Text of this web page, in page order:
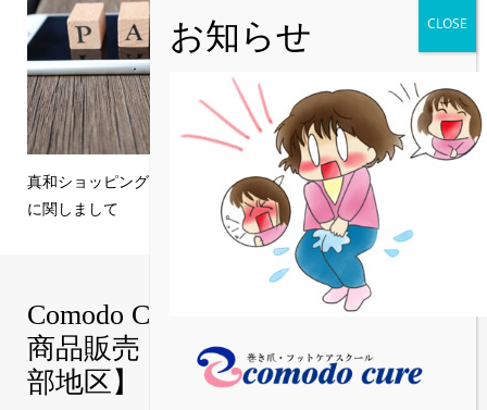
真和ショッピング 決済ツール
に関しまして
女性アスリートはさらに注意
すべき骨盤底筋！！
Comodo Cure｜巻き爪補正技術・
商品販売【真和グループ公式│中
部地区】